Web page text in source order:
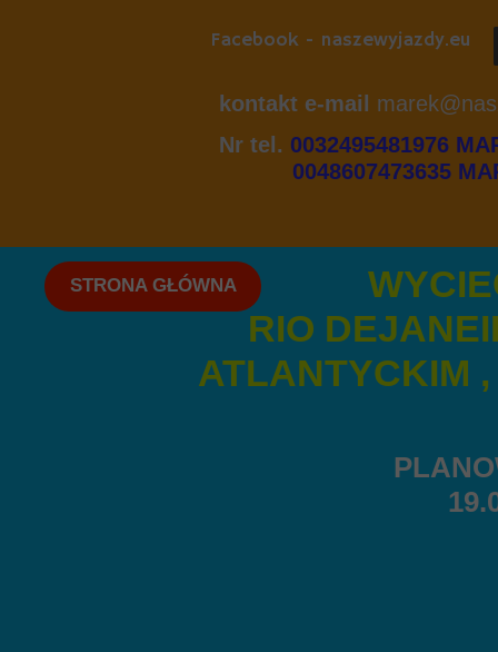
STRONA GŁÓWNA
19.06 -
RIO
Facebook - naszewyjazdy.eu
kontakt e-mail
Nr tel. 0032495481976
0048607473635